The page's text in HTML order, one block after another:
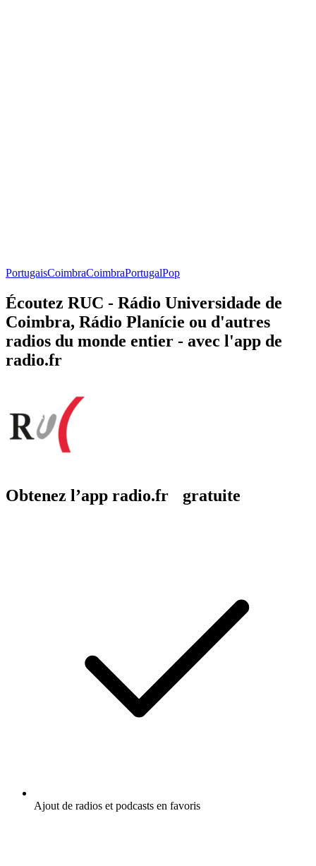
PortugaisCoimbraCoimbraPortugalPop
Écoutez RUC - Rádio Universidade de
Coimbra, Rádio Planí­cie ou d'autres
radios du monde entier - avec l'app de
radio.fr
Obtenez l’app radio.fr gratuite
Ajout de radios et podcasts en favoris